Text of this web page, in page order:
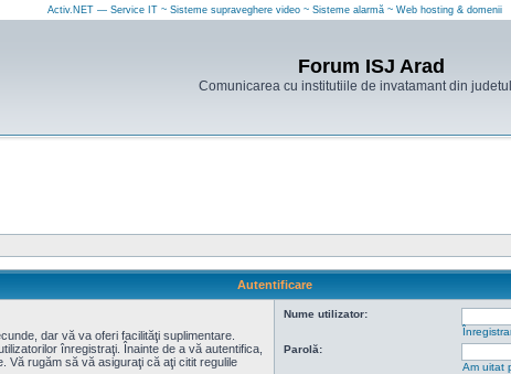
Activ.NET — Service IT ~ Sisteme supraveghere video ~ Sisteme alarmă ~ Web hosting & domenii
Forum ISJ Arad
Comunicarea cu institutiile de invatamant din
Autentificare
dar vă va oferi facilităţi suplimentare.
înregistraţi. Înainte de a vă autentifica,
Vă rugăm să vă asiguraţi că aţi citit regulile
Nume utilizator:
Parolă:
Am uitat